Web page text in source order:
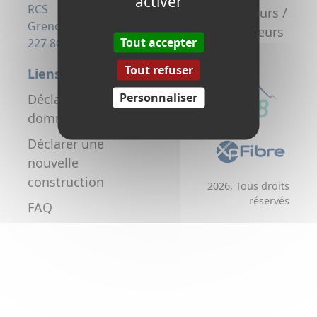
RCS
Grenoble 823
227 806
la fibre
Promoteurs /
Aménageurs
Liens utiles
Déclarer un
dommage réseau
Déclarer une
nouvelle
construction
FAQ
2026, Tous droits
réservés
Tout accepter
Tout refuser
Personnaliser